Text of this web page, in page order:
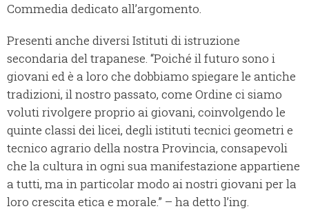
Commedia dedicato all’argomento.
Presenti anche diversi Istituti di istruzione
secondaria del trapanese. “Poiché il futuro sono i
giovani ed è a loro che dobbiamo spiegare le antiche
tradizioni, il nostro passato, come Ordine ci siamo
voluti rivolgere proprio ai giovani, coinvolgendo le
quinte classi dei licei, degli istituti tecnici geometri e
tecnico agrario della nostra Provincia, consapevoli
che la cultura in ogni sua manifestazione appartiene
a tutti, ma in particolar modo ai nostri giovani per la
loro crescita etica e morale.” – ha detto l’ing.